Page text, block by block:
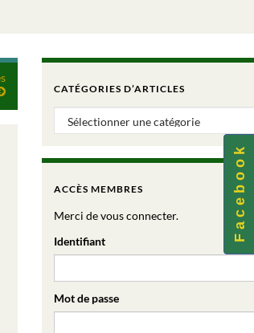
CATÉGORIES D’ARTICLES
Catégories d’articles
ACCÈS MEMBRES
Merci de vous connecter.
Identifiant
Mot de passe
F a c e b o o k